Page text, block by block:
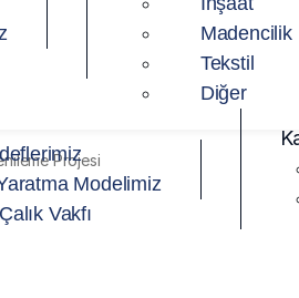
Madencilik
Tekstil
Diğer
Modelimiz
Vakfı
Projesi